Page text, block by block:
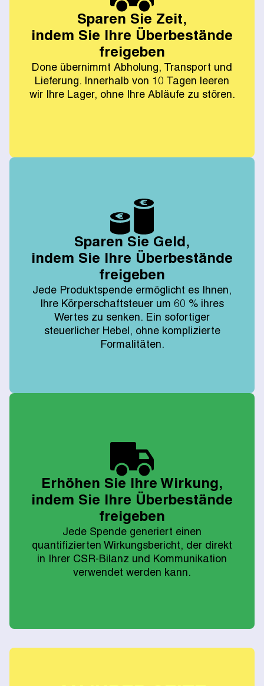
Sparen Sie Zeit,
indem Sie Ihre Überbestände
freigeben
Done übernimmt Abholung, Transport und
Lieferung. Innerhalb von 10 Tagen leeren
wir Ihre Lager, ohne Ihre Abläufe zu stören.
Sparen Sie Geld,
indem Sie Ihre Überbestände
freigeben
Jede Produktspende ermöglicht es Ihnen,
Ihre Körperschaftsteuer um 60 % ihres
Wertes zu senken. Ein sofortiger
steuerlicher Hebel, ohne komplizierte
Formalitäten.
Erhöhen Sie Ihre Wirkung,
indem Sie Ihre Überbestände
freigeben
Jede Spende generiert einen
quantifizierten Wirkungsbericht, der direkt
in Ihrer CSR-Bilanz und Kommunikation
verwendet werden kann.